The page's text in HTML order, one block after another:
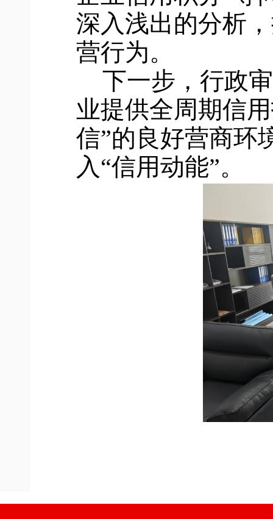
深入浅出的分析
营行为。
下一步，行政
业提供全周期信
信”的良好营商环
入“信用动能”。